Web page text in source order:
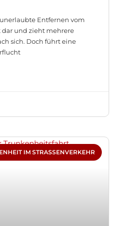
Entfernen vom
dar und zieht mehrere
sich. Doch führt eine
IM STRASSENVERKEHR